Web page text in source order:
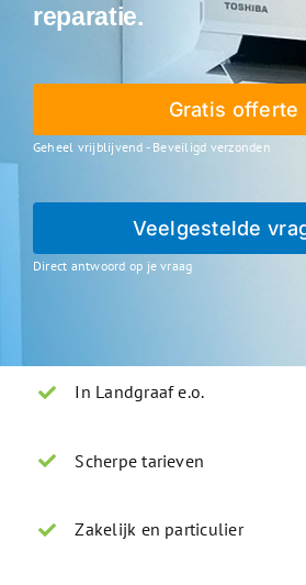
reparatie.
Gratis offerte
Geheel vrijblijvend - Beveiligd verzonden
Veelgestelde
Direct antwoord op je vraag
In Landgraaf e.o.
Scherpe tarieven
Zakelijk en particulier